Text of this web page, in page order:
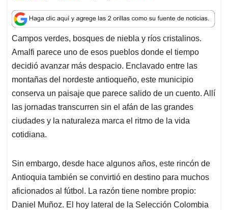
a
t
s
A
p
p
c
e
b
o
o
k
n
k
e
d
I
n
a
i
l
r
e
a
d
s
Campos verdes, bosques de niebla y ríos cristalinos.
Amalfi parece uno de esos pueblos donde el tiempo
decidió avanzar más despacio. Enclavado entre las
montañas del nordeste antioqueño, este municipio
conserva un paisaje que parece salido de un cuento. Allí
las jornadas transcurren sin el afán de las grandes
ciudades y la naturaleza marca el ritmo de la vida
cotidiana.
Sin embargo, desde hace algunos años, este rincón de
Antioquia también se convirtió en destino para muchos
aficionados al fútbol. La razón tiene nombre propio:
Daniel Muñoz. El hoy lateral de la Selección Colombia